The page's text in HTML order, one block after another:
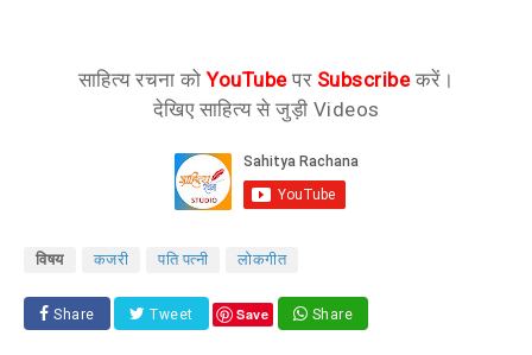
साहित्य रचना कोYouTubeपर Subscribeकरें।
देखिए साहित्य से जुड़ी Videos
विषय कजरी पति पत्नी लोकगीत
Share Tweet Save Share